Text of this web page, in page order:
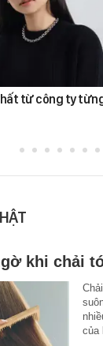
từ công ty
khi chải
của